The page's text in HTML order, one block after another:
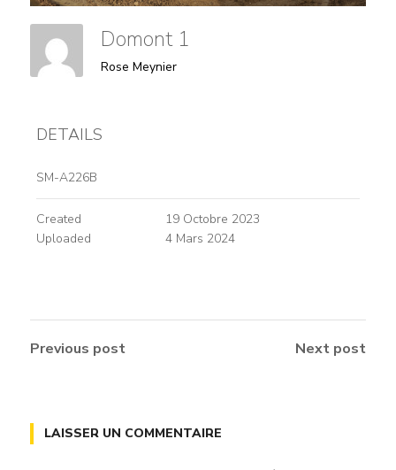
Domont 1
Rose Meynier
DETAILS
SM-A226B
Created
19 Octobre 2023
Uploaded
4 Mars 2024
Previous post Next post
LAISSER UN COMMENTAIRE